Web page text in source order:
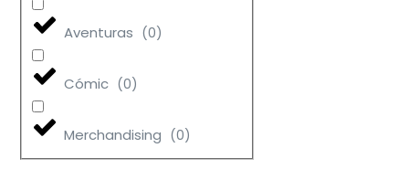
Aventuras (0)
Cómic (0)
Merchandising (0)